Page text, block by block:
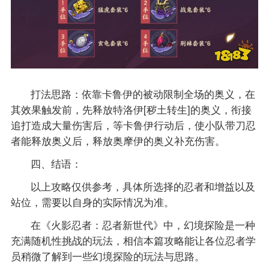
打法思路：依靠卡鲁伊的被动限制全场的奥义，在
其效果触发前，先释放特洛伊[秽土转生]的奥义，衔接
追打造成大量伤害后，等卡鲁伊行动后，使小队带刀忍
者能释放奥义后，释放奥摩伊的奥义补充伤害。
四、结语：
以上攻略仅供参考，具体所选择的忍者和增益以及
站位，需要以自身的实际情况为准。
在《火影忍者：忍者新世代》中，幻境探险是一种
充满随机性挑战的玩法，相信本篇攻略能让各位忍者学
员稍微了解到一些幻境探险的玩法与思路。